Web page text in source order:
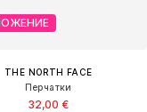
THE NORTH FACE
Перчатки
32,00 €